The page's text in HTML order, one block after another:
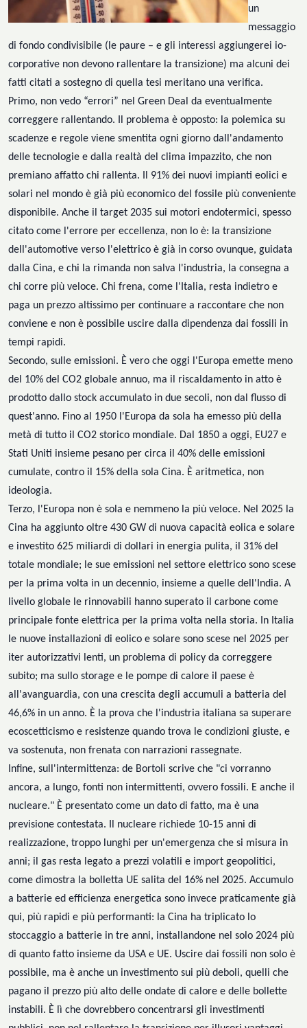
un
messaggio
di fondo condivisibile ( le paure – e gli interessi aggiungerei io-
corporative non devono rallentare la transizione) ma alcuni dei
fatti citati a sostegno di quella tesi meritano una verifica.
Primo, non vedo “errori” nel Green Deal da eventualmente
correggere rallentando. Il problema è opposto: la polemica su
scadenze e regole viene smentita ogni giorno dall'andamento
delle tecnologie e dalla realtà del clima impazzito, che non
premiano affatto chi rallenta. Il 91% dei nuovi impianti eolici e
solari nel mondo è già più economico del fossile più conveniente
disponibile. Anche il target 2035 sui motori endotermici, spesso
citato come l'errore per eccellenza, non lo è: la transizione
dell'automotive verso l'elettrico è già in corso ovunque, guidata
dalla Cina, e chi la rimanda non salva l'industria, la consegna a
chi corre più veloce. Chi frena, come l'Italia, resta indietro e
paga un prezzo altissimo per continuare a raccontare che non
conviene e non è possibile uscire dalla dipendenza dai fossili in
tempi rapidi.
Secondo, sulle emissioni. È vero che oggi l'Europa emette meno
del 10% del CO2 globale annuo, ma il riscaldamento in atto è
prodotto dallo stock accumulato in due secoli, non dal flusso di
quest'anno. Fino al 1950 l'Europa da sola ha emesso più della
metà di tutto il CO2 storico mondiale. Dal 1850 a oggi, EU27 e
Stati Uniti insieme pesano per circa il 40% delle emissioni
cumulate, contro il 15% della sola Cina. È aritmetica, non
ideologia.
Terzo, l'Europa non è sola e nemmeno la più veloce. Nel 2025 la
Cina ha aggiunto oltre 430 GW di nuova capacità eolica e solare
e investito 625 miliardi di dollari in energia pulita, il 31% del
totale mondiale; le sue emissioni nel settore elettrico sono scese
per la prima volta in un decennio, insieme a quelle dell'India. A
livello globale le rinnovabili hanno superato il carbone come
principale fonte elettrica per la prima volta nella storia. In Italia
le nuove installazioni di eolico e solare sono scese nel 2025 per
iter autorizzativi lenti, un problema di policy da correggere
subito; ma sullo storage e le pompe di calore il paese è
all'avanguardia, con una crescita degli accumuli a batteria del
46,6% in un anno. È la prova che l'industria italiana sa superare
ecoscetticismo e resistenze quando trova le condizioni giuste, e
va sostenuta, non frenata con narrazioni rassegnate.
Infine, sull'intermittenza: de Bortoli scrive che "ci vorranno
ancora, a lungo, fonti non intermittenti, ovvero fossili. E anche il
nucleare." È presentato come un dato di fatto, ma è una
previsione contestata. Il nucleare richiede 10-15 anni di
realizzazione, troppo lunghi per un'emergenza che si misura in
anni; il gas resta legato a prezzi volatili e import geopolitici,
come dimostra la bolletta UE salita del 16% nel 2025. Accumulo
a batterie ed efficienza energetica sono invece praticamente già
qui, più rapidi e più performanti: la Cina ha triplicato lo
stoccaggio a batterie in tre anni, installandone nel solo 2024 più
di quanto fatto insieme da USA e UE. Uscire dai fossili non solo è
possibile, ma è anche un investimento sui più deboli, quelli che
pagano il prezzo più alto delle ondate di calore e delle bollette
instabili. È lì che dovrebbero concentrarsi gli investimenti